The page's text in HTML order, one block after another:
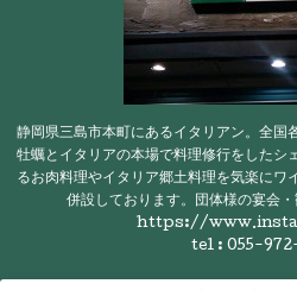
静岡県三島市本町にあるイタリアン。全国
牡蠣とイタリアの本場で料理修行をしたシ
るお肉料理やイタリア郷土料理を気楽にワ
併設しております。団体様の宴会
https://
tel : 055-